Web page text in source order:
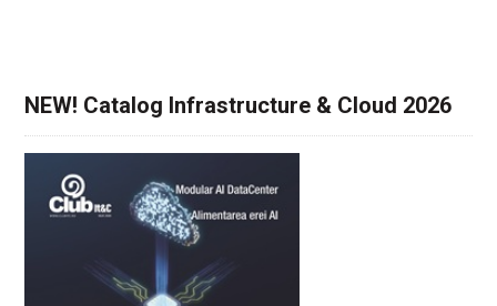
NEW! Catalog Infrastructure & Cloud 2026